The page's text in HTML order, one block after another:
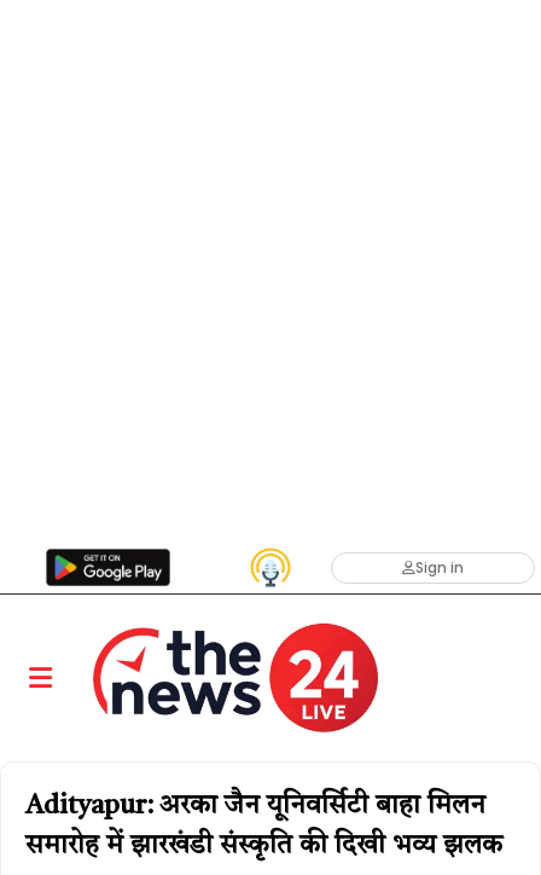
Sign in
Adityapur: अरका जैन यूनिवर्सिटी बाहा मिलन
समारोह में झारखंडी संस्कृति की दिखी भव्य झलक